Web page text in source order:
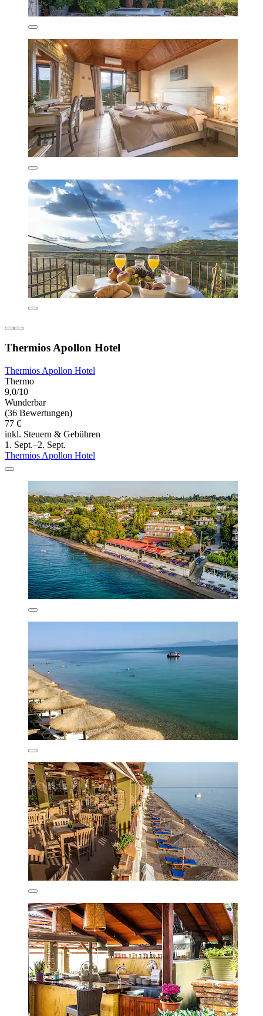
Thermios Apollon Hotel
Thermios Apollon Hotel
Thermo
9,0/10
Wunderbar
(36 Bewertungen)
77 €
inkl. Steuern & Gebühren
1. Sept.–2. Sept.
Thermios Apollon Hotel